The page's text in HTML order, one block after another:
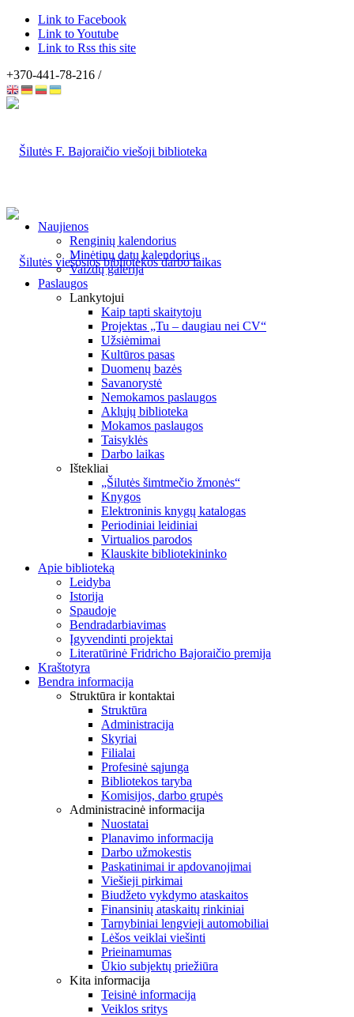
Link to Facebook
Link to Youtube
Link to Rss this site
+370-441-78-216 /
Naujienos
Renginių kalendorius
Minėtinų datų kalendorius
Vaizdų galerija
Paslaugos
Lankytojui
Kaip tapti skaitytoju
Projektas „Tu – daugiau nei CV“
Užsiėmimai
Kultūros pasas
Duomenų bazės
Savanorystė
Nemokamos paslaugos
Aklųjų biblioteka
Mokamos paslaugos
Taisyklės
Darbo laikas
Ištekliai
„Šilutės šimtmečio žmonės“
Knygos
Elektroninis knygų katalogas
Periodiniai leidiniai
Virtualios parodos
Klauskite bibliotekininko
Apie biblioteką
Leidyba
Istorija
Spaudoje
Bendradarbiavimas
Įgyvendinti projektai
Literatūrinė Fridricho Bajoraičio premija
Kraštotyra
Bendra informacija
Struktūra ir kontaktai
Struktūra
Administracija
Skyriai
Filialai
Profesinė sąjunga
Bibliotekos taryba
Komisijos, darbo grupės
Administracinė informacija
Nuostatai
Planavimo informacija
Darbo užmokestis
Paskatinimai ir apdovanojimai
Viešieji pirkimai
Biudžeto vykdymo ataskaitos
Finansinių ataskaitų rinkiniai
Tarnybiniai lengvieji automobiliai
Lėšos veiklai viešinti
Prieinamumas
Ūkio subjektų priežiūra
Kita informacija
Teisinė informacija
Veiklos sritys